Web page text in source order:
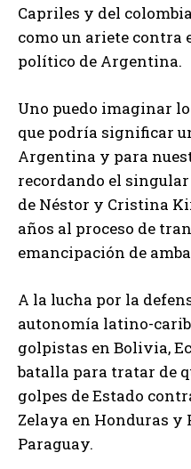
Capriles y del
como un ariete contra
político de Argentina.
Uno puedo imaginar
que podría significar
Argentina y para
recordando el
de Néstor y Cristina
años al proceso de
emancipación de
A la lucha por la
autonomía latino-
golpistas en Bolivia,
batalla para tratar de
golpes de Estado
Zelaya en Honduras y
Paraguay.